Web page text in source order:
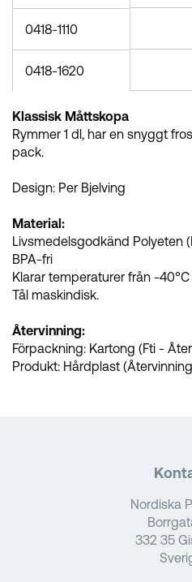
0418-1110
0418-1620
Klassisk Måttskopa
Rymmer 1 dl, har en snyggt
pack.
Design: Per Bjelving
Material:
Livsmedelsgodkänd Polyeten
BPA-fri
Klarar temperaturer från -40°C
Tål maskindisk.
Återvinning:
Förpackning: Kartong (Fti -
Produkt: Hårdplast
Nordiska
332 35